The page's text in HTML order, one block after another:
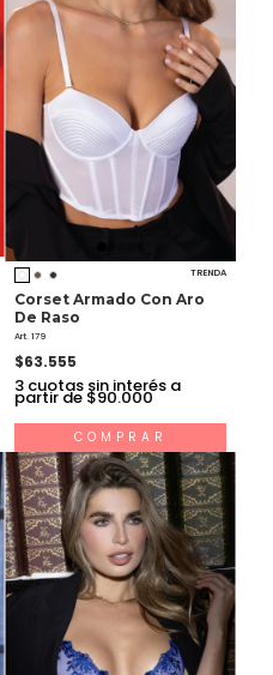
TRENDA
Corset Armado Con Aro
De Raso
Art. 179
$63.555
3 cuotas sin interés a
partir de $90.000
COMPRAR